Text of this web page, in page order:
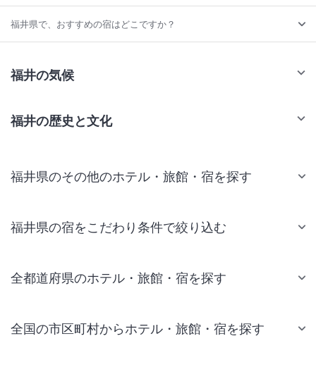
福井県で、おすすめの宿はどこですか？
福井の気候
福井の歴史と文化
福井県のその他のホテル・旅館・宿を探す
福井県の宿をこだわり条件で絞り込む
全都道府県のホテル・旅館・宿を探す
全国の市区町村からホテル・旅館・宿を探す